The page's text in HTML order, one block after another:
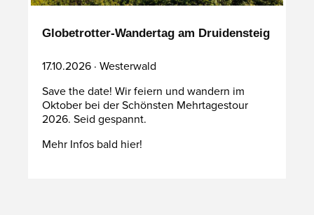
Globetrotter-Wandertag am Druidensteig
17.10.2026 · Westerwald
Save the date! Wir feiern und wandern im
Oktober bei der Schönsten Mehrtagestour
2026. Seid gespannt.
Mehr Infos bald hier!